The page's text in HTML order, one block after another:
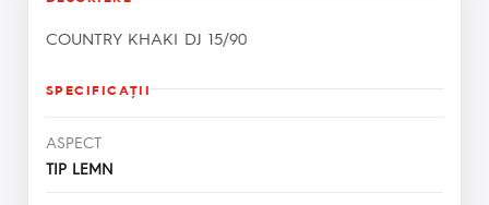
COUNTRY KHAKI DJ 15/90
SPECIFICAŢII
ASPECT
TIP LEMN